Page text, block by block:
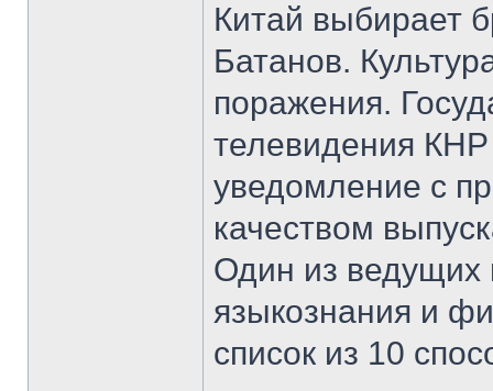
Китай выбирает
Батанов.
поражения.
телевидения КНР
уведомление с
качеством
Один из
языкознания и
список из 10